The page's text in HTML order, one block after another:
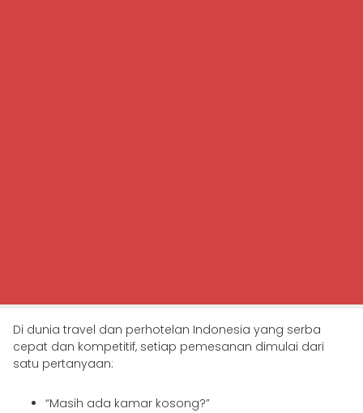
Di dunia travel dan perhotelan Indonesia yang serba
cepat dan kompetitif, setiap pemesanan dimulai dari
satu pertanyaan:
“Masih ada kamar kosong?”